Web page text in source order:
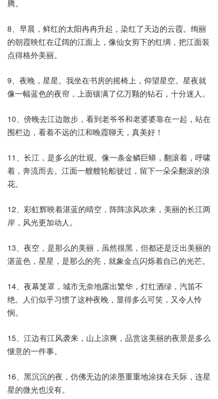
腾。
8、早晨，鲜红的太阳冉冉升起，染红了天边的云霞。绚丽
的朝霞映红在辽阔的江面上，像仙女剪下的红绸，把江面装
点得格外美丽。
9、夜晚，星星。我坐在书房的摇椅上，仰望星空。星夜就
像一幅蓝色的夜帘，上面镶满了亿万颗的钻石，十分迷人。
10、傍晚去江边散步，看到老爷爷和老婆婆靠在一起，站在
围栏边，看着不远的江和晚霞聊天，真美好！
11、长江，是多么的壮观。像一条金鳞巨蟒，翻滚着，呼啸
着，奔流而去。江面一艘艘轮船驶过，留下一朵朵翻滚的浪
花。
12、彩虹辉映着湛蓝的晴空，阵阵凉风吹来，美丽的长江两
岸，风光更加动人。
13、夜空，是那么的美丽，虽然很黑，但都还是泛出美丽的
湛蓝色，星星，是那么的亮，就象金点闪烁着自己的光芒。
14、夜幕笼罩，城市无奈地露出繁华，灯红酒绿，汽笛不
绝。人们似乎习惯了这种夜晚，显得多么可笑，又令人怜
悯。
15、江边有江风袭来，山上凉爽，品赏这美丽的夜景是多么
惬意的一件事。
16、黑沉沉的夜，仿佛无边的浓墨重重地涂抹在天际，连星
星的微光也没有。